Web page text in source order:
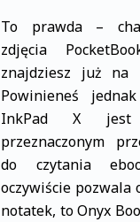
To prawda –
zdjęcia
znajdziesz już na
Powinieneś
InkPad X jest
przeznaczonym
do czytania
oczywiście pozwala
notatek, to Onyx